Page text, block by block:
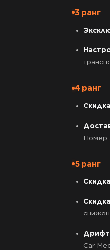
3 ранг
4 ранг
Номер
5 ранг
Car